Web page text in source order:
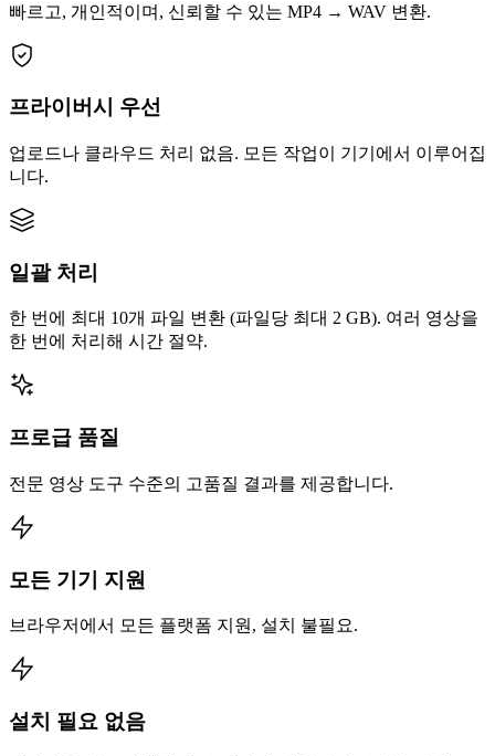
빠르고, 개인적이며, 신뢰할 수 있는 MP4 → WAV 변환.
프라이버시 우선
업로드나 클라우드 처리 없음. 모든 작업이 기기에서 이루어집
니다.
일괄 처리
한 번에 최대 10개 파일 변환 (파일당 최대 2 GB). 여러 영상을
한 번에 처리해 시간 절약.
프로급 품질
전문 영상 도구 수준의 고품질 결과를 제공합니다.
모든 기기 지원
브라우저에서 모든 플랫폼 지원, 설치 불필요.
설치 필요 없음